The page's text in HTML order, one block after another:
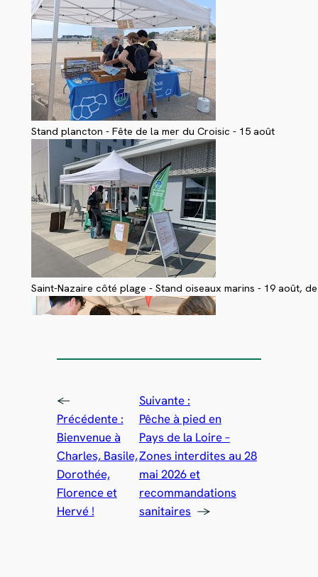
←
Précédente :
Bienvenue à
Charles, Basile,
Dorothée,
Florence et
Hervé !
Suivante :
Pêche à pied en
Pays de la Loire –
Zones interdites au 28
mai 2026 et
recommandations
sanitaires →